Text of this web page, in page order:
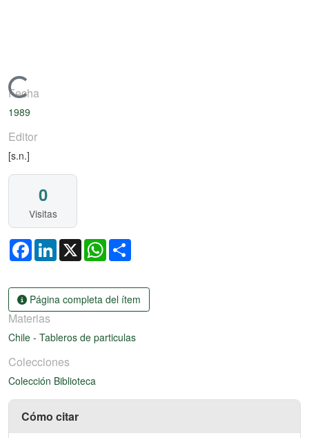
Cargando...
Fecha
1989
Editor
[s.n.]
0
Visitas
FacebookLinkedIn
X WhatsApp
Página completa del ítem
Materias
Chile - Tableros de particulas
Colecciones
Colección Biblioteca
Cómo citar